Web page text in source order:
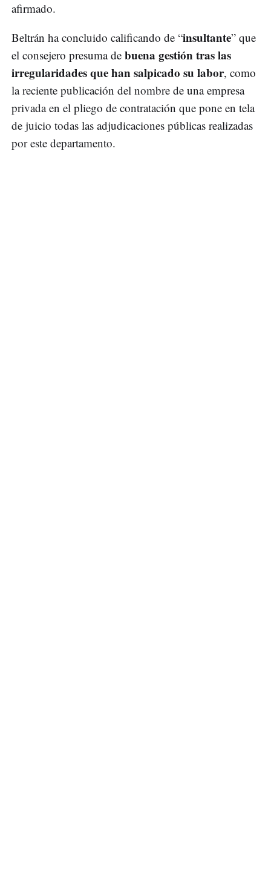
afirmado.
Beltrán ha concluido calificando de “insultante” que
el consejero presuma de buena gestión tras las
irregularidades que han salpicado su labor, como
la reciente publicación del nombre de una empresa
privada en el pliego de contratación que pone en tela
de juicio todas las adjudicaciones públicas realizadas
por este departamento.